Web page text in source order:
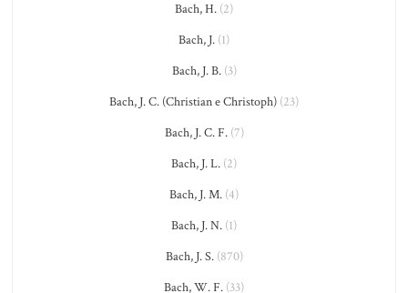
Bach, H. (2)
Bach, J. (1)
Bach, J. B.(3)
Bach, J. C. (Christian e Christoph) (23)
Bach, J. C. F.(7)
Bach, J. L. (2)
Bach, J. M. (4)
Bach, J. N. (1)
Bach, J. S.(870)
Bach, W. F. (33)